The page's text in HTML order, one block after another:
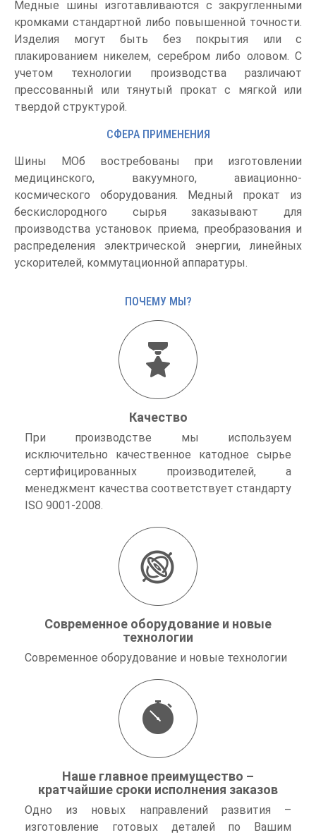
Медные шины изготавливаются с закругленными
кромками стандартной либо повышенной точности.
Изделия могут быть без покрытия или с
плакированием никелем, серебром либо оловом. С
учетом технологии производства различают
прессованный или тянутый прокат с мягкой или
твердой структурой.
СФЕРА ПРИМЕНЕНИЯ
Шины МОб востребованы при изготовлении
медицинского, вакуумного, авиационно-
космического оборудования. Медный прокат из
бескислородного сырья заказывают для
производства установок приема, преобразования и
распределения электрической энергии, линейных
ускорителей, коммутационной аппаратуры.
ПОЧЕМУ МЫ?
Качество
При производстве мы используем
исключительно качественное катодное сырье
сертифицированных производителей, а
менеджмент качества соответствует стандарту
ISO 9001-2008.
Современное оборудование и новые
технологии
Современное оборудование и новые технологии
Наше главное преимущество –
кратчайшие сроки исполнения заказов
Одно из новых направлений развития –
изготовление готовых деталей по Вашим